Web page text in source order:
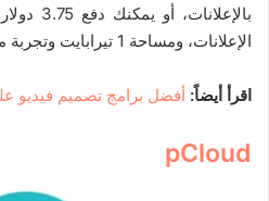
الإعلانات، ومساحة 1 تيرابايت وتجربة مستخدم أفضل.
اقرأ أيضاً: أفضل برامج تصميم فيديو
pCloud